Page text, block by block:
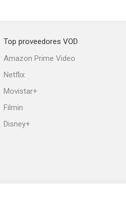
Top proveedores VOD
Amazon Prime Video
Netflix
Movistar+
Filmin
Disney+